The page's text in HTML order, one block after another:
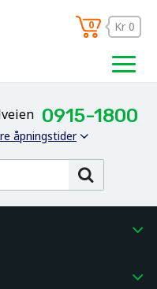
0915-1800
åpningstider
0 Kr 0